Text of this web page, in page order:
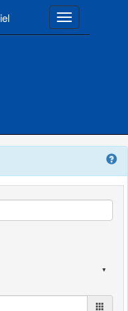
Toggle